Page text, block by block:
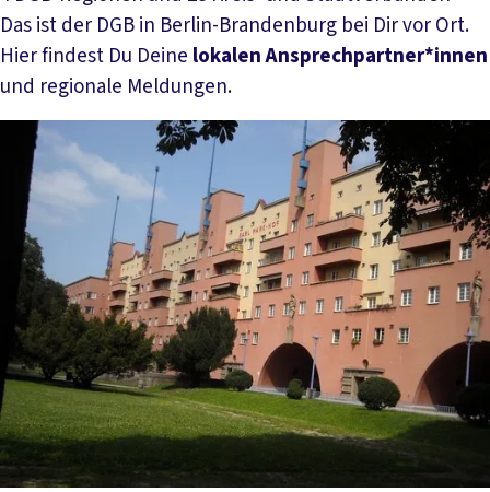
Das ist der DGB in Berlin-Brandenburg bei Dir vor Ort.
Hier findest Du Deine lokalen Ansprechpartner*innen
und regionale Meldungen.
Mehr lesen